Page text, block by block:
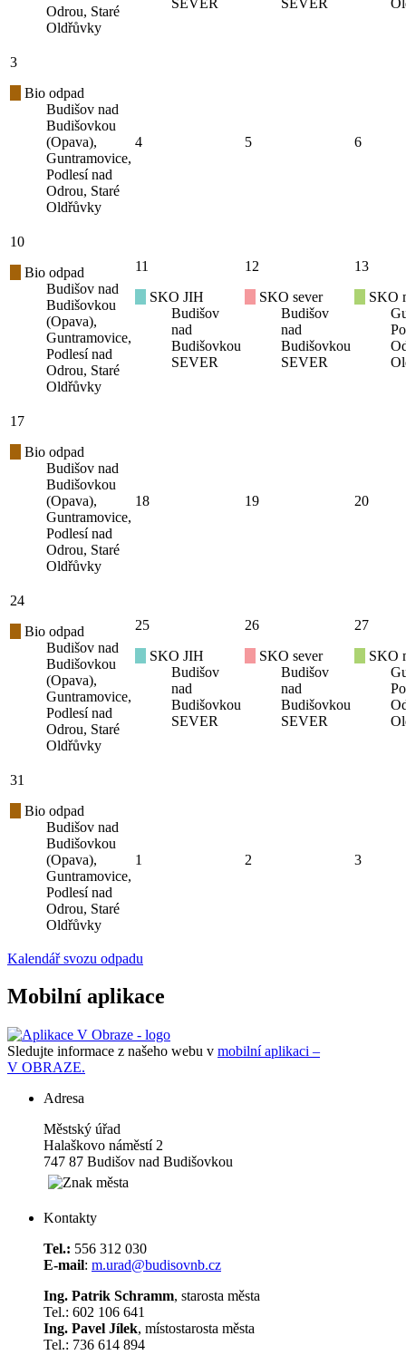
Odrou, Staré
Oldřůvky
3
Bio odpad
Budišov nad
Budišovkou
(Opava),
Guntramovice,
Podlesí nad
Odrou, Staré
Oldřůvky
4 5 6
10
Bio odpad
Budišov nad
Budišovkou
(Opava),
Guntramovice,
Podlesí nad
Odrou, Staré
Oldřůvky
11
SKO JIH
Budišov
nad
Budišovkou
SEVER
12
SKO sever
Budišov
nad
Budišovkou
SEVER
13
SKO
17
Bio odpad
Budišov nad
Budišovkou
(Opava),
Guntramovice,
Podlesí nad
Odrou, Staré
Oldřůvky
18 19 20
24
Bio odpad
Budišov nad
Budišovkou
(Opava),
Guntramovice,
Podlesí nad
Odrou, Staré
Oldřůvky
25
SKO JIH
Budišov
nad
Budišovkou
SEVER
26
SKO sever
Budišov
nad
Budišovkou
SEVER
27
SKO
31
Bio odpad
Budišov nad
Budišovkou
(Opava),
Guntramovice,
Podlesí nad
Odrou, Staré
Oldřůvky
1 2 3
Kalendář svozu odpadu
Mobilní aplikace
Sledujte informace z našeho webu v mobilní aplikaci –
V OBRAZE.
Adresa
Městský úřad
Halaškovo náměstí 2
747 87 Budišov nad Budišovkou
Kontakty
Tel.: 556 312 030
E-mail: m.urad@budisovnb.cz
Ing. Patrik Schramm, starosta města
Tel.: 602 106 641
Ing. Pavel Jílek, místostarosta města
Tel.: 736 614 894